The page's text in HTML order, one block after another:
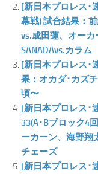
[新日本プロレス･
幕戦) 試合結果：
vs.成田蓮、オーカ
SANADAvs.カラム
[新日本プロレス･
果：オカダ･カズ
頃〜
[新日本プロレス･
33(A･Bブロック4
ーカーン、海野翔
チェーズ
[新日本プロレス･